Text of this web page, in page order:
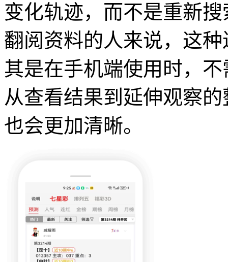
变化轨迹，而不是重新
翻阅资料的人来说，这种
其是在手机端使用时，
从查看结果到延伸观察
也会更加清晰。